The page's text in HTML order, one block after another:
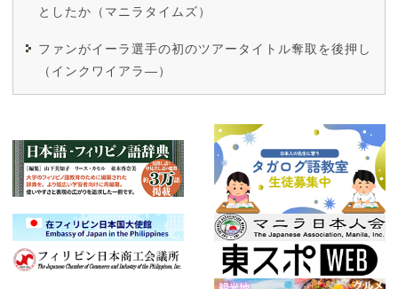
としたか（マニラタイムズ）
ファンがイーラ選手の初のツアータイトル奪取を後押し
（インクワイアラ―）